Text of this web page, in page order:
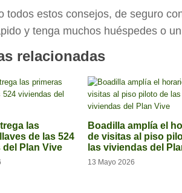
todos estos consejos, de seguro
y tenga muchos huéspedes o
relacionadas
las
de las 524
Plan Vive
Boadilla amplía el
de visitas al piso
las viviendas del
13 Mayo 2026